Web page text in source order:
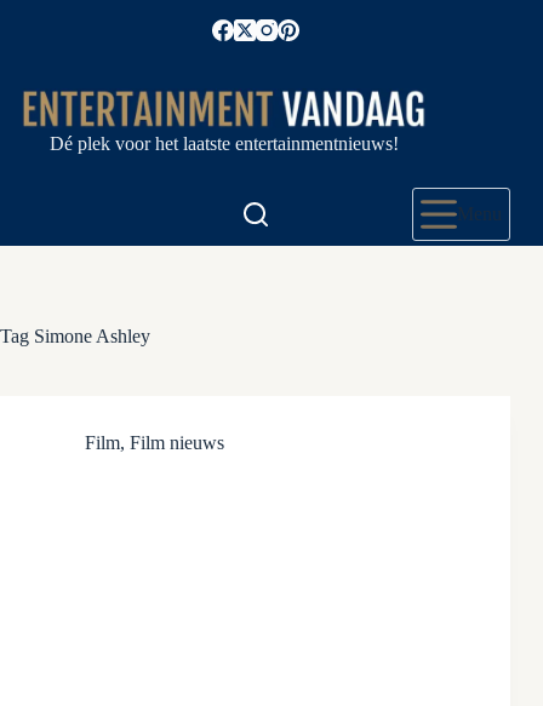
Dé plek voor het laatste entertainmentnieuws!
Menu
Tag Simone Ashley
Film, Film nieuws